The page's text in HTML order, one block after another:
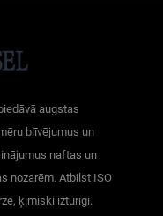
augstas
blīvējumus un
naftas un
nozarēm. Atbilst ISO
ķīmiski izturīgi.